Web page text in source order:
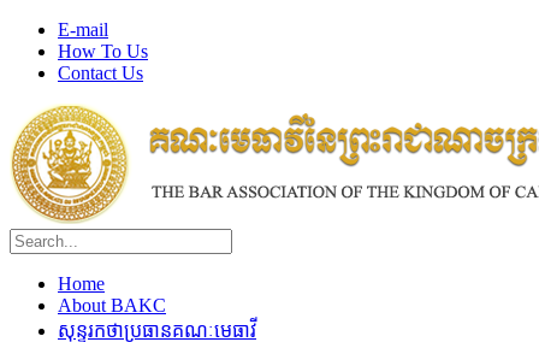
E-mail
How To Us
Contact Us
Home
About BAKC
សុន្ទរកថាប្រធានគណៈមេធាវី